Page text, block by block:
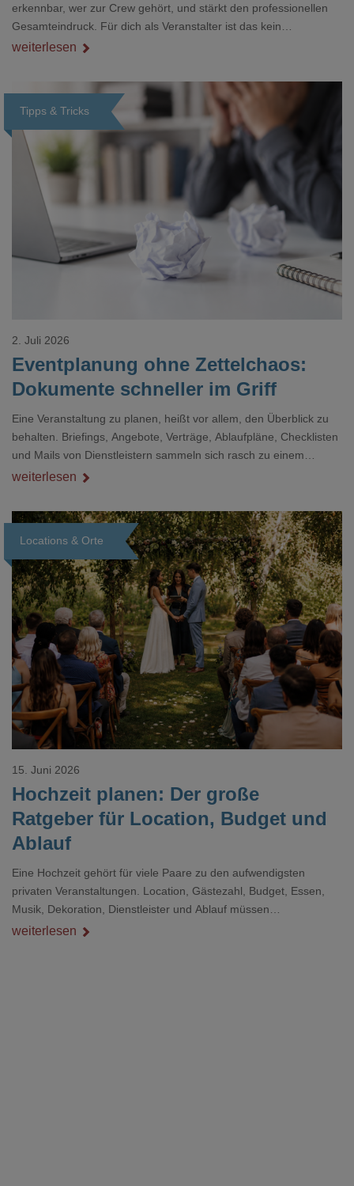
erkennbar, wer zur Crew gehört, und stärkt den professionellen
Gesamteindruck. Für dich als Veranstalter ist das kein
Nebenthema: Bei Textilien mit Stickerei oder mehreren
weiterlesen
Tipps & Tricks
Loading...
Eventplanung ohne Zettelchaos:
Dokumente schneller im Griff
2. Juli 2026
Eine Veranstaltung zu planen, heißt vor allem, den Überblick zu
behalten. Briefings, Angebote, Verträge, Ablaufpläne, Checklisten
und Mails von Dienstleistern sammeln sich rasch zu einem
unübersichtlichen Stapel. Wer schon einmal kurz vor einem Event
Dokument gesucht hat, kennt das mulmige Gefühl.
weiterlesen
Locations & Orte
Loading...
Hochzeit planen: Der große
Ratgeber für Location, Budget und
Ablauf
15. Juni 2026
Eine Hochzeit gehört für viele Paare zu den aufwendigsten
privaten Veranstaltungen. Location, Gästezahl, Budget, Essen,
Musik, Dekoration, Dienstleister und Ablauf müssen
zusammenpassen, damit der Tag gut organisiert ist und trotzdem
weiterlesen